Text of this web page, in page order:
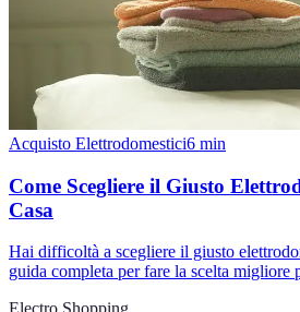
Acquisto Elettrodomestici6 min
Come Scegliere il Giusto
Casa
Hai difficoltà a scegliere il giusto
guida completa per fare la scelta migliore